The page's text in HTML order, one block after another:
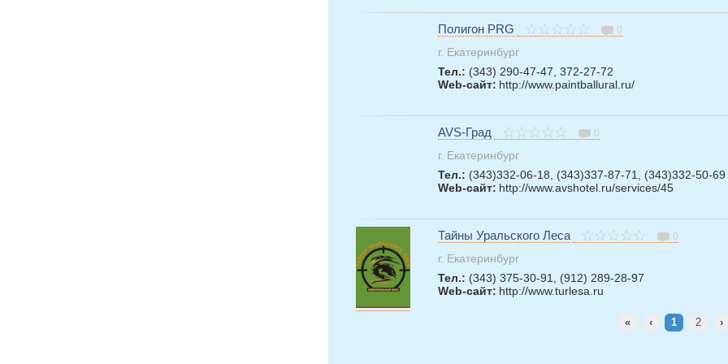
Полигон PRG 0
г. Екатеринбург
Тел.: (343) 290-47-47, 372-27-72
Web-сайт: http://www.paintballural.ru/
AVS-Град 0
г. Екатеринбург
Тел.: (343)332-06-18, (343)337-87-71, (343)332-50-69
Web-сайт: http://www.avshotel.ru/services/45
Тайны Уральского Леса 0
г. Екатеринбург
Тел.: (343) 375-30-91, (912) 289-28-97
Web-сайт: http://www.turlesa.ru
« ‹ 1 2 ›